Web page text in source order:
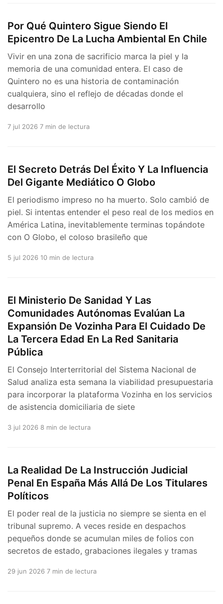
Por Qué Quintero Sigue Siendo El
Epicentro De La Lucha Ambiental En Chile
Vivir en una zona de sacrificio marca la piel y la
memoria de una comunidad entera. El caso de
Quintero no es una historia de contaminación
cualquiera, sino el reflejo de décadas donde el
desarrollo
7 jul 2026 7 min de lectura
El Secreto Detrás Del Éxito Y La Influencia
Del Gigante Mediático O Globo
El periodismo impreso no ha muerto. Solo cambió de
piel. Si intentas entender el peso real de los medios en
América Latina, inevitablemente terminas topándote
con O Globo, el coloso brasileño que
5 jul 2026 10 min de lectura
El Ministerio De Sanidad Y Las
Comunidades Autónomas Evalúan La
Expansión De Vozinha Para El Cuidado De
La Tercera Edad En La Red Sanitaria
Pública
El Consejo Interterritorial del Sistema Nacional de
Salud analiza esta semana la viabilidad presupuestaria
para incorporar la plataforma Vozinha en los servicios
de asistencia domiciliaria de siete
3 jul 2026 8 min de lectura
La Realidad De La Instrucción Judicial
Penal En España Más Allá De Los Titulares
Políticos
El poder real de la justicia no siempre se sienta en el
tribunal supremo. A veces reside en despachos
pequeños donde se acumulan miles de folios con
secretos de estado, grabaciones ilegales y tramas
29 jun 2026 7 min de lectura